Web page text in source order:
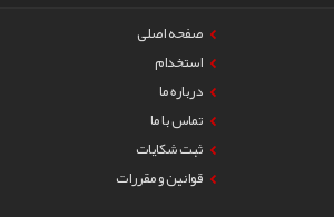
صفحه اصلی
استخدام
درباره ما
تماس با ما
ثبت شکایات
قوانین و مقررات